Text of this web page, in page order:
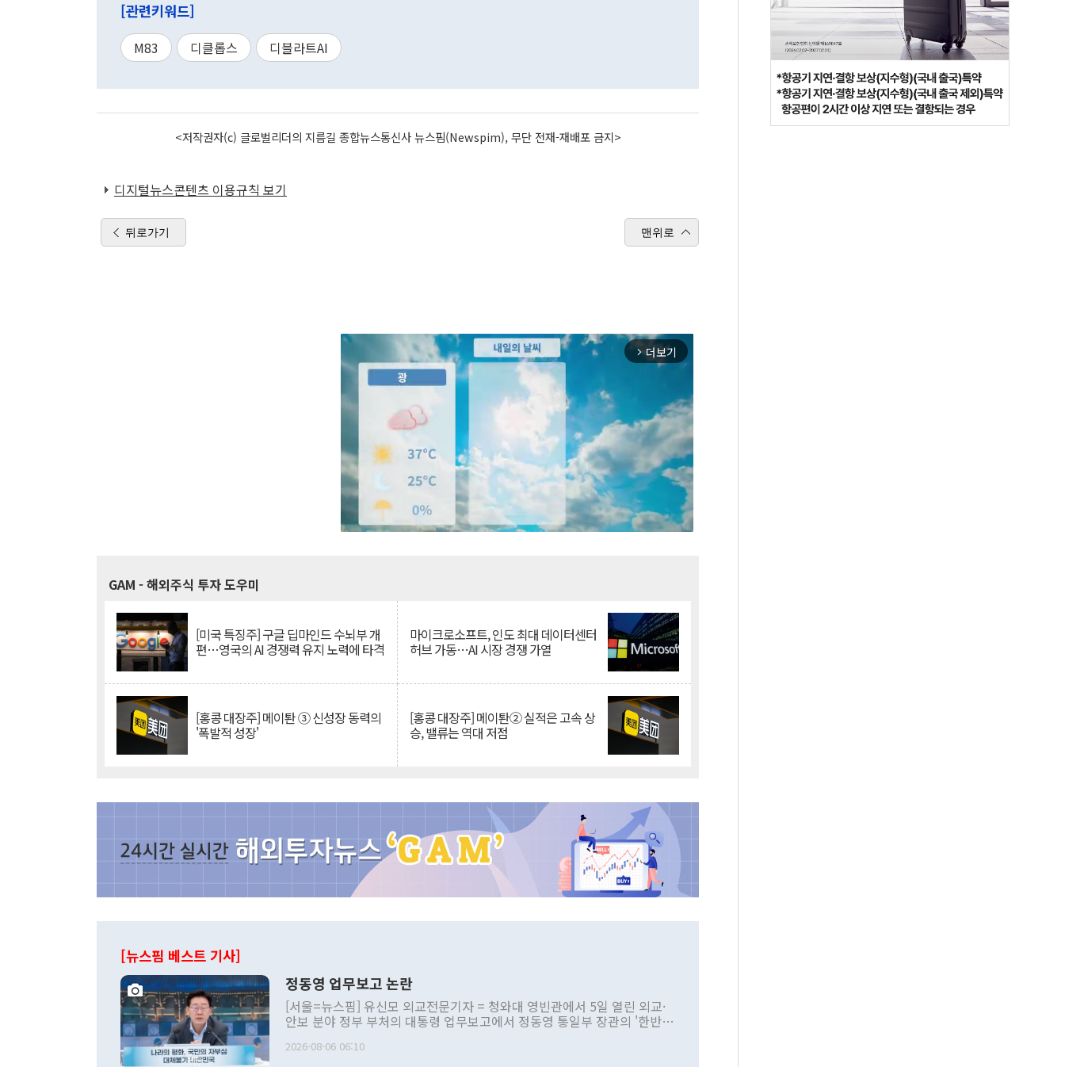
[관련키워드]
M83 디클롭스 디블라트AI
<저작권자(c) 글로벌리더의 지름길 종합뉴스통신사 뉴스핌(Newspim), 무단 전재-재배포 금지>
디지털뉴스콘텐츠 이용규칙 보기
뒤로가기 맨위로
arrow_forward_ios 더보기
GAM - 해외주식 투자 도우미
[미국 특징주] 구글 딥마인드 수뇌부 개
편…영국의 AI 경쟁력 유지 노력에 타격
마이크로소프트, 인도 최대 데이터센터
허브 가동…AI 시장 경쟁 가열
[홍콩 대장주] 메이퇀 ③ 신성장 동력의
'폭발적 성장'
[홍콩 대장주] 메이퇀② 실적은 고속 상
승, 밸류는 역대 저점
[뉴스핌 베스트 기사]
정동영 업무보고 논란
[서울=뉴스핌] 유신모 외교전문기자 = 청와대 영빈관에서 5일 열린 외교·
안보 분야 정부 부처의 대통령 업무보고에서 정동영 통일부 장관의 '한반도
발언 중에는 정부 내 조율을 거치지 않은 사안을 정책으로 추진하겠다고 공
2026-08-06 06:10